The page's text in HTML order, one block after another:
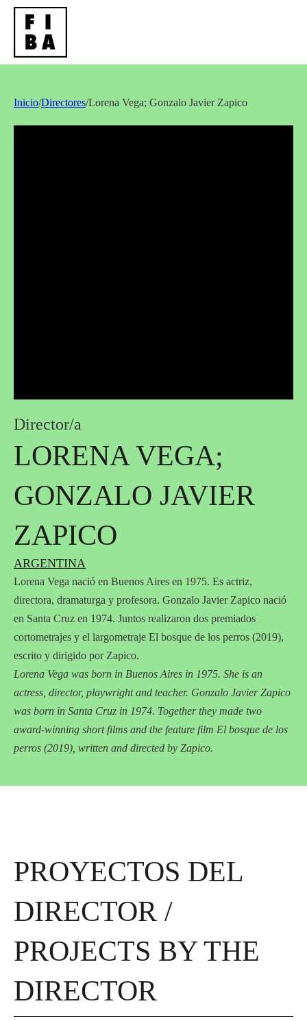
Inicio/Directores/Lorena Vega; Gonzalo Javier Zapico
Director/a
LORENA VEGA;
GONZALO JAVIER
ZAPICO
ARGENTINA
Lorena Vega nació en Buenos Aires en 1975. Es actriz,
directora, dramaturga y profesora. Gonzalo Javier Zapico nació
en Santa Cruz en 1974. Juntos realizaron dos premiados
cortometrajes y el largometraje El bosque de los perros (2019),
escrito y dirigido por Zapico.
Lorena Vega was born in Buenos Aires in 1975. She is an
actress, director, playwright and teacher. Gonzalo Javier Zapico
was born in Santa Cruz in 1974. Together they made two
award-winning short films and the feature film El bosque de los
perros (2019), written and directed by Zapico.
PROYECTOS DEL
DIRECTOR /
PROJECTS BY THE
DIRECTOR